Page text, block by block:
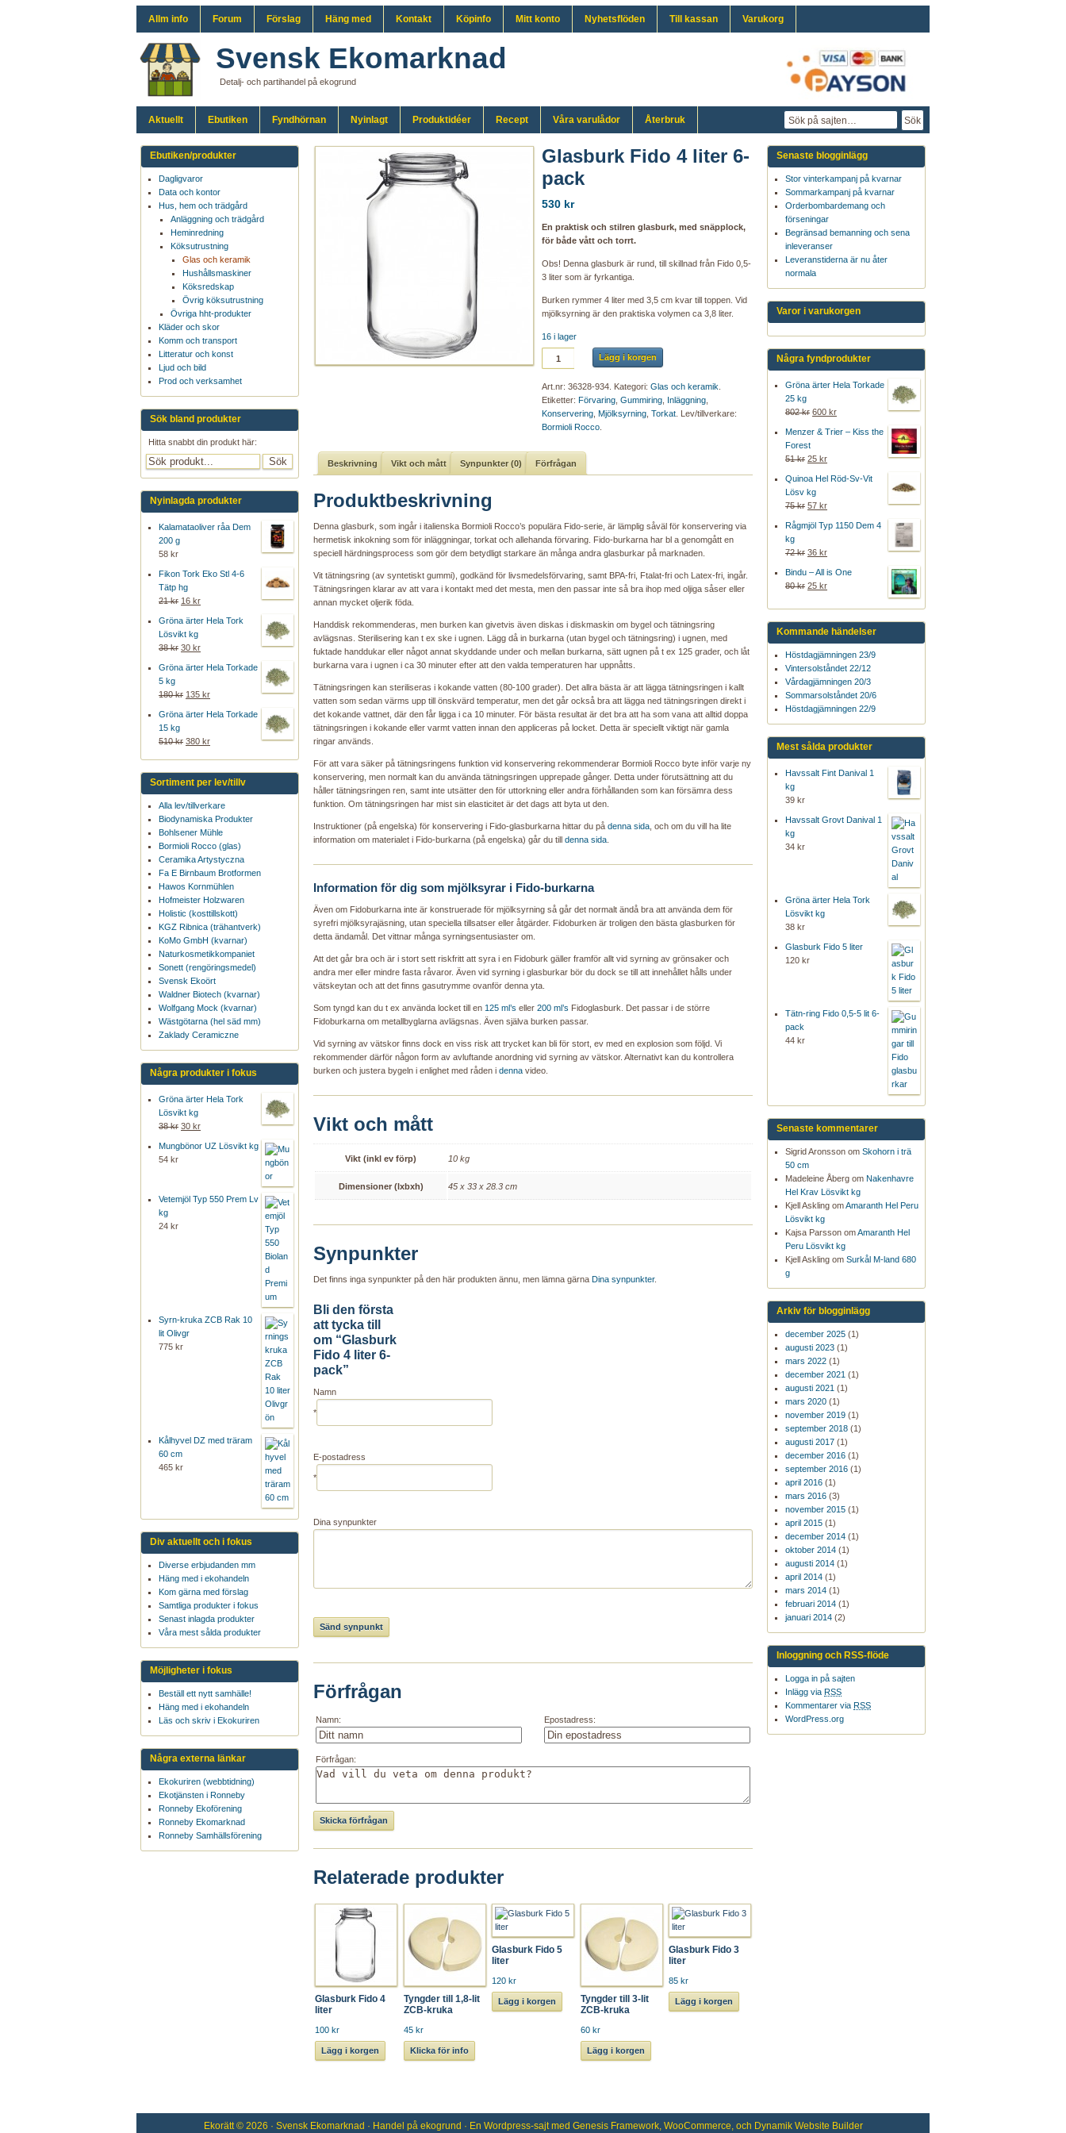
Allm info Forum Förslag Häng med Kontakt Köpinfo Mitt konto Nyhetsflöden Till kassan Varukorg
Svensk Ekomarknad
Detalj- och partihandel på ekogrund
Aktuellt Ebutiken Fyndhörnan Nyinlagt Produktidéer Recept Våra varulådor Återbruk
Glasburk Fido 4 liter 6-
pack
530 kr
En praktisk och stilren glasburk, med snäpplock,
för både vått och torrt.
Obs! Denna glasburk är rund, till skillnad från Fido 0,5-
3 liter som är fyrkantiga.
Burken rymmer 4 liter med 3,5 cm kvar till toppen. Vid
mjölksyrning är den praktiska volymen ca 3,8 liter.
16 i lager
Lägg i korgen
Art.nr:36328-934 Kategori:Glas och keramik
Etiketter: Förvaring ,Gummiring Inläggning
Konservering Mjölksyrning ,Torkat
Lev/tillverkare:
Bormioli Rocco
Beskrivning Vikt och mått Synpunkter (0) Förfrågan
Produktbeskrivning
Denna glasburk, som ingår i italienska Bormioli Rocco’s populära Fido-serie, är lämplig såväl för konservering via
hermetisk inkokning som för inläggningar, torkat och allehanda förvaring. Fido-burkarna har bl a genomgått en
speciell härdningsprocess som gör dem betydligt starkare än många andra glasburkar på marknaden.
Vit tätningsring (av syntetiskt gummi), godkänd för livsmedelsförvaring, samt BPA-fri, Ftalat-fri och Latex-fri, ingår.
Tätningsringen klarar av att vara i kontakt med det mesta, men den passar inte så bra ihop med oljiga såser eller
annan mycket oljerik föda.
Handdisk rekommenderas, men burken kan givetvis även diskas i diskmaskin om bygel och tätningsring
avlägsnas. Sterilisering kan t ex ske i ugnen. Lägg då in burkarna (utan bygel och tätningsring) i ugnen, med
fuktade handdukar eller något annat skyddande under och mellan burkarna, sätt ugnen på t ex 125 grader, och låt
burkarna vara i ugnen i ca 30 minuter efter att den valda temperaturen har uppnåtts.
Tätningsringen kan steriliseras i kokande vatten (80-100 grader). Det allra bästa är att lägga tätningsringen i kallt
vatten som sedan värms upp till önskvärd temperatur, men det går också bra att lägga ned tätningsringen direkt i
det kokande vattnet, där den får ligga i ca 10 minuter. För bästa resultat är det bra att ha som vana att alltid doppa
tätningsringen i kokande eller varmt vatten innan den appliceras på locket. Detta är speciellt viktigt när gamla
ringar används.
För att vara säker på tätningsringens funktion vid konservering rekommenderar Bormioli Rocco byte inför varje ny
konservering, men normalt kan du använda tätningsringen upprepade gånger. Detta under förutsättning att du
håller tätningsringen ren, samt inte utsätter den för uttorkning eller andra förhållanden som kan försämra dess
funktion. Om tätningsringen har mist sin elasticitet är det dags att byta ut den.
Instruktioner (på engelska) för konservering i Fido-glasburkarna hittar du på denna sida , och om du vill ha lite
information om materialet i Fido-burkarna (på engelska) går du till denna sida
Information för dig som mjölksyrar i Fido-burkarna
Även om Fidoburkarna inte är konstruerade för mjölksyrning så går det normalt ändå bra att använda dem för
syrefri mjölksyrajäsning, utan speciella tillsatser eller åtgärder. Fidoburken är troligen den bästa glasburken för
detta ändamål. Det vittnar många syrningsentusiaster om.
Att det går bra och är i stort sett riskfritt att syra i en Fidoburk gäller framför allt vid syrning av grönsaker och
andra mer eller mindre fasta råvaror. Även vid syrning i glasburkar bör du dock se till att innehållet hålls under
vätskeytan och att det finns gasutrymme ovanför denna yta.
Som tyngd kan du t ex använda locket till en 125 ml’s eller 200 ml’s Fidoglasburk. Det passar i de större
Fidoburkarna om metallbyglarna avlägsnas. Även själva burken passar.
Vid syrning av vätskor finns dock en viss risk att trycket kan bli för stort, ev med en explosion som följd. Vi
rekommender därför någon form av avluftande anordning vid syrning av vätskor. Alternativt kan du kontrollera
burken och justera bygeln i enlighet med råden i denna video.
Vikt och mått
Vikt (inkl ev förp) 10 kg
Dimensioner (lxbxh) 45 x 33 x 28.3 cm
Synpunkter
Det finns inga synpunkter på den här produkten ännu, men lämna gärna Dina synpunkter.
Bli den första
att tycka till
om “Glasburk
Fido 4 liter 6-
pack”
Namn
*
E-postadress
*
Dina synpunkter
Förfrågan
Namn: Epostadress:
Förfrågan:
Relaterade produkter
Glasburk Fido 4
liter
100 kr
Lägg i korgen
Tyngder till 1,8-lit
ZCB-kruka
45 kr
Klicka för info
Glasburk Fido 5
liter
120 kr
Lägg i korgen
Tyngder till 3-lit
ZCB-kruka
60 kr
Lägg i korgen
Glasburk Fido 3
liter
85 kr
Lägg i korgen
Senaste blogginlägg
Stor vinterkampanj på kvarnar
Sommarkampanj på kvarnar
Orderbombardemang och
förseningar
Begränsad bemanning och sena
inleveranser
Leveranstiderna är nu åter
normala
Varor i varukorgen
Några fyndprodukter
Gröna ärter Hela Torkade
25 kg
802 kr 600 kr
Menzer & Trier – Kiss the
Forest
51 kr 25 kr
Quinoa Hel Röd-Sv-Vit
Lösv kg
75 kr 57 kr
Rågmjöl Typ 1150 Dem 4
kg
72 kr 36 kr
Bindu – All is One
80 kr 25 kr
Kommande händelser
Höstdagjämningen 23/9
Vintersolståndet 22/12
Vårdagjämningen 20/3
Sommarsolståndet 20/6
Höstdagjämningen 22/9
Mest sålda produkter
Havssalt Fint Danival 1
kg
39 kr
Havssalt Grovt Danival 1
kg
34 kr
Gröna ärter Hela Tork
Lösvikt kg
38 kr
Glasburk Fido 5 liter
120 kr
Tätn-ring Fido 0,5-5 lit 6-
pack
44 kr
Senaste kommentarer
Sigrid Aronsson om Skohorn i trä
50 cm
Madeleine Åberg om Nakenhavre
Hel Krav Lösvikt kg
Kjell Askling omAmaranth Hel Peru
Lösvikt kg
Kajsa Parsson omAmaranth Hel
Peru Lösvikt kg
Kjell Askling om Surkål M-land 680
g
Arkiv för blogginlägg
december 2025 (1)
augusti 2023 (1)
mars 2022 (1)
december 2021 (1)
augusti 2021 (1)
mars 2020 (1)
november 2019 (1)
september 2018 (1)
augusti 2017 (1)
december 2016 (1)
september 2016 (1)
april 2016 (1)
mars 2016 (3)
november 2015 (1)
april 2015 (1)
december 2014 (1)
oktober 2014 (1)
augusti 2014 (1)
april 2014 (1)
mars 2014 (1)
februari 2014 (1)
januari 2014 (2)
Inloggning och RSS-flöde
Logga in på sajten
Inlägg via RSS
Kommentarer via RSS
WordPress.org
Ebutiken/produkter
Dagligvaror
Data och kontor
Hus, hem och trädgård
Anläggning och trädgård
Heminredning
Köksutrustning
Glas och keramik
Hushållsmaskiner
Köksredskap
Övrig köksutrustning
Övriga hht-produkter
Kläder och skor
Komm och transport
Litteratur och konst
Ljud och bild
Prod och verksamhet
Sök bland produkter
Hitta snabbt din produkt här:
Nyinlagda produkter
Kalamataoliver råa Dem
200 g
58 kr
Fikon Tork Eko Stl 4-6
Tätp hg
21 kr 16 kr
Gröna ärter Hela Tork
Lösvikt kg
38 kr 30 kr
Gröna ärter Hela Torkade
5 kg
180 kr 135 kr
Gröna ärter Hela Torkade
15 kg
510 kr 380 kr
Sortiment per lev/tillv
Alla lev/tillverkare
Biodynamiska Produkter
Bohlsener Mühle
Bormioli Rocco (glas)
Ceramika Artystyczna
Fa E Birnbaum Brotformen
Hawos Kornmühlen
Hofmeister Holzwaren
Holistic (kosttillskott)
KGZ Ribnica (trähantverk)
KoMo GmbH (kvarnar)
Naturkosmetikkompaniet
Sonett (rengöringsmedel)
Svensk Ekoört
Waldner Biotech (kvarnar)
Wolfgang Mock (kvarnar)
Wästgötarna (hel säd mm)
Zaklady Ceramiczne
Några produkter i fokus
Gröna ärter Hela Tork
Lösvikt kg
38 kr 30 kr
Mungbönor UZ Lösvikt kg
54 kr
Vetemjöl Typ 550 Prem Lv
kg
24 kr
Syrn-kruka ZCB Rak 10
lit Olivgr
775 kr
Kålhyvel DZ med träram
60 cm
465 kr
Div aktuellt och i fokus
Diverse erbjudanden mm
Häng med i ekohandeln
Kom gärna med förslag
Samtliga produkter i fokus
Senast inlagda produkter
Våra mest sålda produkter
Möjligheter i fokus
Beställ ett nytt samhälle!
Häng med i ekohandeln
Läs och skriv i Ekokuriren
Några externa länkar
Ekokuriren (webbtidning)
Ekotjänsten i Ronneby
Ronneby Ekoförening
Ronneby Ekomarknad
Ronneby Samhällsförening
Ekorätt© 2026 · Svensk Ekomarknad · Handel på ekogrund · En Wordpress-sajt med Genesis Framework, WooCommerce , och Dynamik Website Builder